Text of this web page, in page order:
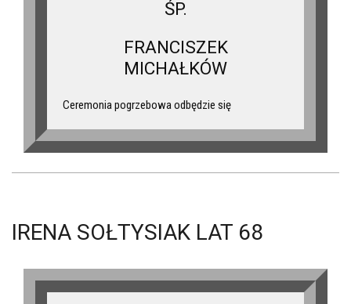
ŚP.
FRANCISZEK
MICHAŁKÓW
Ceremonia pogrzebowa odbędzie się
IRENA SOŁTYSIAK LAT 68